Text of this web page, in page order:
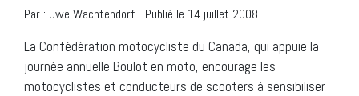
Par : Uwe Wachtendorf- Publié le 14 juillet 2008
La Confédération motocycliste du Canada, qui appuie la
journée annuelle Boulot en moto, encourage les
motocyclistes et conducteurs de scooters à sensibiliser